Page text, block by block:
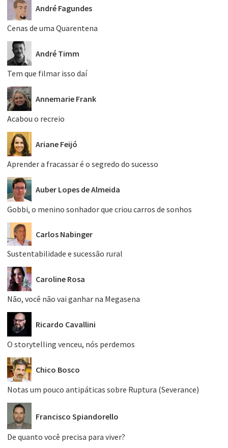
André Fagundes
Cenas de uma Quarentena
André Timm
Tem que filmar isso daí
Annemarie Frank
Acabou o recreio
Ariane Feijó
Aprender a fracassar é o segredo do sucesso
Auber Lopes de Almeida
Gobbi, o menino sonhador que criou carros de sonhos
Carlos Nabinger
Sustentabilidade e sucessão rural
Caroline Rosa
Não, você não vai ganhar na Megasena
Ricardo Cavallini
O storytelling venceu, nós perdemos
Chico Bosco
Notas um pouco antipáticas sobre Ruptura (Severance)
Francisco Spiandorello
De quanto você precisa para viver?